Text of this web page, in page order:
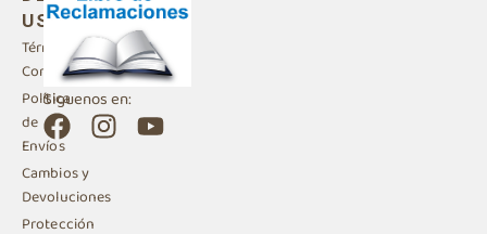
USO
Términos y
Condiciones
Política
de
Envíos
Cambios y
Devoluciones
Protección
Siguenos en:
F
a
c
e
I
n
t
Y